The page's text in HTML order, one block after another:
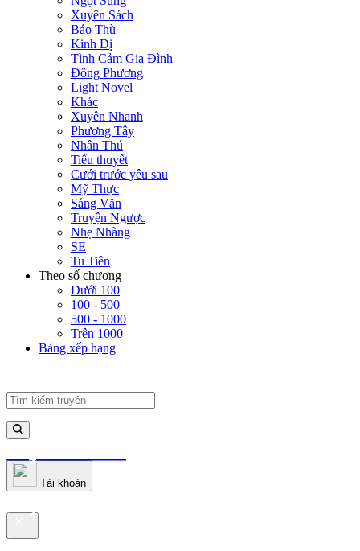
Xuyên Sách
Báo Thù
Kinh Dị
Tình Cảm Gia Đình
Đông Phương
Light Novel
Khác
Xuyên Nhanh
Phương Tây
Nhân Thú
Tiểu thuyết
Cưới trước yêu sau
Mỹ Thực
Sảng Văn
Truyện Ngược
Nhẹ Nhàng
SE
Tu Tiên
Theo số chương
Dưới 100
100 - 500
500 - 1000
Trên 1000
Bảng xếp hạng
truyenfullz.com
Tài khoản
truyenfullz.com